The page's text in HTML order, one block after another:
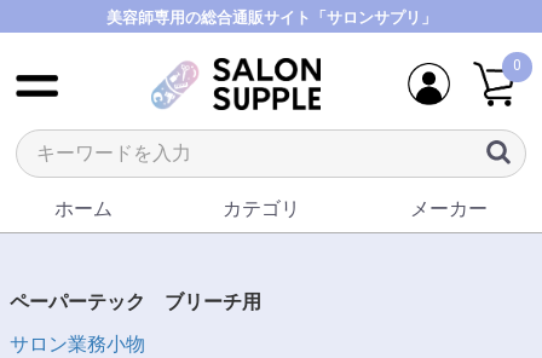
美容師専用の総合通販サイト「サロンサプリ」
0
ホーム カテゴリ メーカー
ペーパーテック ブリーチ用
サロン業務小物